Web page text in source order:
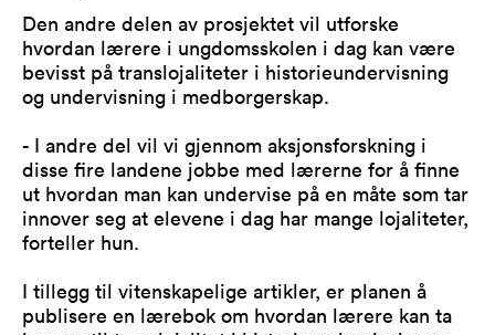
Den andre delen av prosjektet vil utforske
hvordan lærere i ungdomsskolen i dag kan være
bevisst på translojaliteter i historieundervisning
og undervisning i medborgerskap.
- I andre del vil vi gjennom aksjonsforskning i
disse fire landene jobbe med lærerne for å finne
ut hvordan man kan undervise på en måte som tar
innover seg at elevene i dag har mange lojaliteter,
forteller hun.
I tillegg til vitenskapelige artikler, er planen å
publisere en lærebok om hvordan lærere kan ta